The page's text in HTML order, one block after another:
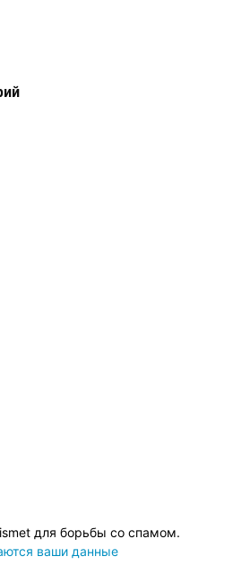
для борьбы со спамом.
ваши данные